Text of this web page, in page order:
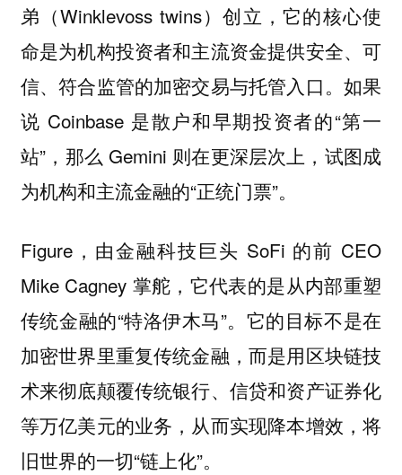
弟（Winklevoss twins）创立，它的核心使
命是为机构投资者和主流资金提供安全、可
信、符合监管的加密交易与托管入口。如果
说 Coinbase 是散户和早期投资者的“第一
站”，那么 Gemini 则在更深层次上，试图成
为机构和主流金融的“正统门票”。
Figure，由金融科技巨头 SoFi 的前 CEO
Mike Cagney 掌舵，它代表的是从内部重塑
传统金融的“特洛伊木马”。它的目标不是在
加密世界里重复传统金融，而是用区块链技
术来彻底颠覆传统银行、信贷和资产证券化
等万亿美元的业务，从而实现降本增效，将
旧世界的一切“链上化”。